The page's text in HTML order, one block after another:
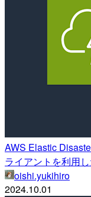
AWS Elastic
ライアントを利用
oishi.yukihiro
2024.10.01